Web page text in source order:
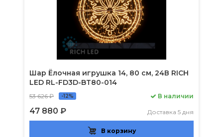
Шар Ёлочная игрушка 14, 80 см, 24В RICH
LED RL-FD3D-BT80-014
53 626 ₽ -12%
47 880 ₽
В наличии
Доставка 5 дня
В корзину